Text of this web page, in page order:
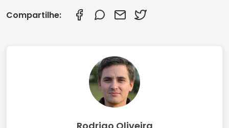
Aplicativo gratuito de relacionamento católico